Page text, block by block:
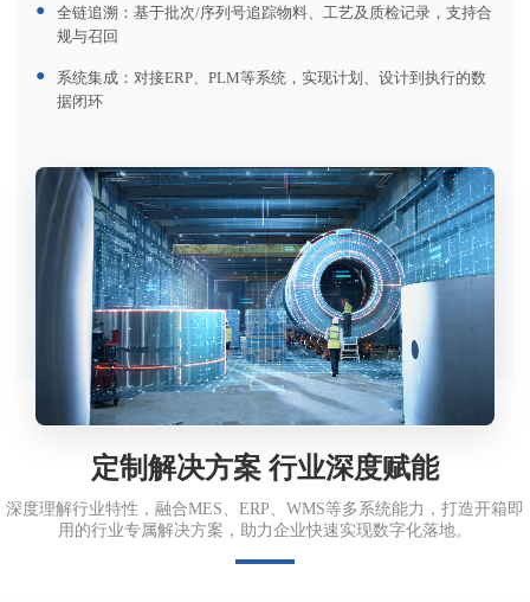
●
全链追溯：基于批次/序列号追踪物料、工艺及质检记录，支持合
规与召回
●
系统集成：对接ERP、PLM等系统，实现计划、设计到执行的数
据闭环
定制解决方案 行业深度赋能
深度理解行业特性，融合MES、ERP、WMS等多系统能力，打造开箱即
用的行业专属解决方案，助力企业快速实现数字化落地。